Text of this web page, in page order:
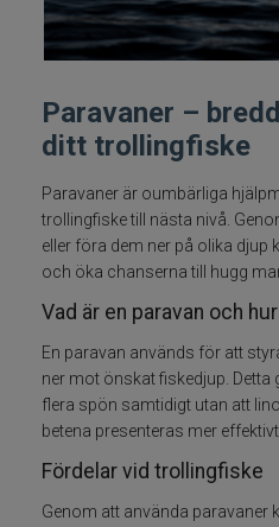
Fiskedrag
Småplock
Tillbehör
Flugbindning
Flugfiske
Vinterfiske
Kläder
Paravaner –
ditt trollingfiske
Paravaner är oumbärliga
trollingfiske till nästa nivå.
eller föra dem ner på olika djup
och öka chanserna till hugg
Vad är en paravan och
En paravan används för att
ner mot önskat fiskedjup. Detta
flera spön samtidigt utan att
betena presenteras mer
Fördelar vid trollingfiske
Genom att använda paravaner